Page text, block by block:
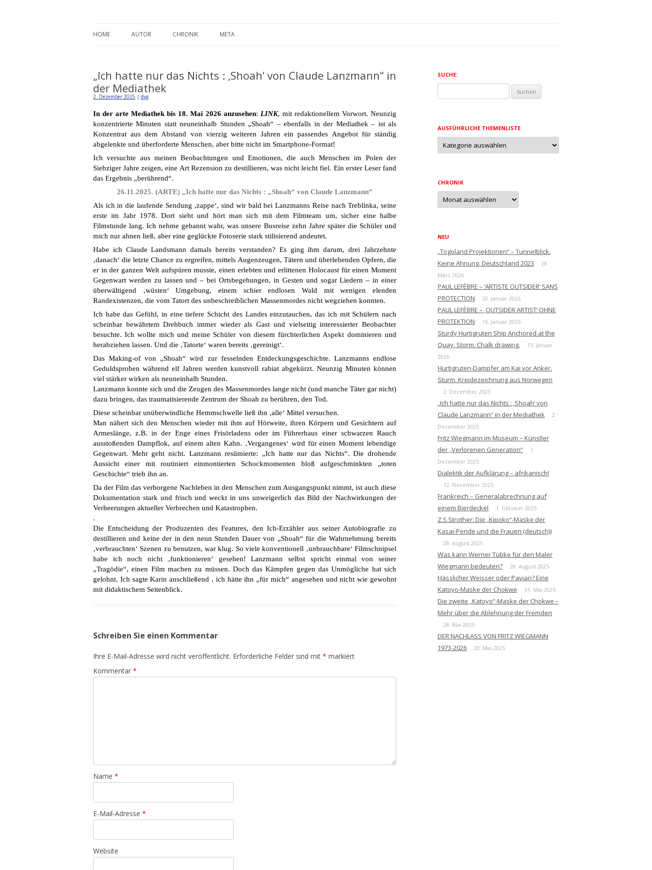
HOME AUTOR CHRONIK META
„Ich hatte nur das Nichts : ‚Shoah‘ von Claude Lanzmann“ in
der Mediathek
2. Dezember 2025 | dvg
In der arte Mediathek bis 18. Mai 2026 anzusehen: LINK, mit redaktionellem Vorwort. Neunzig
konzentrierte Minuten statt neuneinhalb Stunden „Shoah“ – ebenfalls in der Mediathek – ist als
Konzentrat aus dem Abstand von vierzig weiteren Jahren ein passendes Angebot für ständig
abgelenkte und überforderte Menschen, aber bitte nicht im Smartphone-Format!
Ich versuchte aus meinen Beobachtungen und Emotionen, die auch Menschen im Polen der
Siebziger Jahre zeigen, eine Art Rezension zu destillieren, was nicht leicht fiel. Ein erster Leser fand
das Ergebnis „berührend“.
26.11.2025. (ARTE) „Ich hatte nur das Nichts : „Shoah“ von Claude Lanzmann“
Als ich in die laufende Sendung ‚zappe‘, sind wir bald bei Lanzmanns Reise nach Treblinka, seine
erste im Jahr 1978. Dort sieht und hört man sich mit dem Filmteam um, sicher eine halbe
Filmstunde lang. Ich nehme gebannt wahr, was unsere Busreise zehn Jahre später die Schüler und
mich nur ahnen ließ, aber eine geglückte Fotoserie stark stilisierend andeutet.
Habe ich Claude Landsmann damals bereits verstanden? Es ging ihm darum, drei Jahrzehnte
‚danach‘ die letzte Chance zu ergreifen, mittels Augenzeugen, Tätern und überlebenden Opfern, die
er in der ganzen Welt aufspüren musste, einen erlebten und erlittenen Holocaust für einen Moment
Gegenwart werden zu lassen und – bei Ortsbegehungen, in Gesten und sogar Liedern – in einer
überwältigend ‚wüsten‘ Umgebung, einem schier endlosen Wald mit wenigen elenden
Randexistenzen, die vom Tatort des unbeschreiblichen Massenmordes nicht wegziehen konnten.
Ich habe das Gefühl, in eine tiefere Schicht des Landes einzutauchen, das ich mit Schülern nach
scheinbar bewährtem Drehbuch immer wieder als Gast und vielseitig interessierter Beobachter
besuchte. Ich wollte mich und meine Schüler von diesem fürchterlichen Aspekt dominieren und
herabziehen lassen. Und die ‚Tatorte‘ waren bereits ‚gereinigt‘.
Das Making-of von „Shoah“ wird zur fesselnden Entdeckungsgeschichte. Lanzmanns endlose
Geduldsproben während elf Jahren werden kunstvoll rabiat abgekürzt. Neunzig Minuten können
viel stärker wirken als neuneinhalb Stunden.
Lanzmann konnte sich und die Zeugen des Massenmordes lange nicht (und manche Täter gar nicht)
dazu bringen, das traumatisierende Zentrum der Shoah zu berühren, den Tod.
Diese scheinbar unüberwindliche Hemmschwelle ließ ihn ‚alle‘ Mittel versuchen.
Man nähert sich den Menschen wieder mit ihm auf Hörweite, ihren Körpern und Gesichtern auf
Armeslänge, z.B. in der Enge eines Frisörladens oder im Führerhaus einer schwarzen Rauch
ausstoßenden Dampflok, auf einem alten Kahn. ‚Vergangenes‘ wird für einen Moment lebendige
Gegenwart. Mehr geht nicht. Lanzmann resümierte: „Ich hatte nur das Nichts“. Die drohende
Aussicht einer mit routiniert einmontierten Schockmomenten bloß aufgeschminkten „toten
Geschichte“ trieb ihn an.
Da der Film das verborgene Nachleben in den Menschen zum Ausgangspunkt nimmt, ist auch diese
Dokumentation stark und frisch und weckt in uns unweigerlich das Bild der Nachwirkungen der
Verheerungen aktueller Verbrechen und Katastrophen.
.
Die Entscheidung der Produzenten des Features, den Ich-Erzähler aus seiner Autobiografie zu
destillieren und keine der in den neun Stunden Dauer von „Shoah“ für die Wahrnehmung bereits
‚verbrauchten‘ Szenen zu benutzen, war klug. So viele konventionell ‚unbrauchbare‘ Filmschnipsel
habe ich noch nicht ‚funktionieren‘ gesehen! Lanzmann selbst spricht einmal von seiner
„Tragödie“, einen Film machen zu müssen. Doch das Kämpfen gegen das Unmögliche hat sich
gelohnt. Ich sagte Karin anschließend , ich hätte ihn „für mich“ angesehen und nicht wie gewohnt
mit didaktischem Seitenblick.
Schreiben Sie einen Kommentar
Ihre E-Mail-Adresse wird nicht veröffentlicht. Erforderliche Felder sind mit * markiert
Kommentar *
Name *
E-Mail-Adresse *
Website
SUCHE:
nach:
AUSFÜHRLICHE THEMENLISTE
Ausführliche
Themenliste
CHRONIK
Chronik
NEU
„Togoland Projektionen“ – Tunnelblick.
Keine Ahnung. Deutschland 2023
28.
März 2026
PAUL LEFÈBRE – ‘ARTISTE OUTSIDER’ SANS
PROTECTION
20. Januar 2026
PAUL LEFÈBRE – ‚OUTSIDER ARTIST‘ OHNE
PROTEKTION
16. Januar 2026
Sturdy Hurtigruten Ship Anchored at the
Quay. Storm. Chalk drawing.
15. Januar
2026
Hurtigruten-Dampfer am Kai vor Anker.
Sturm. Kreidezeichnung aus Norwegen
2. Dezember 2025
„Ich hatte nur das Nichts : ‚Shoah‘ von
Claude Lanzmann“ in der Mediathek
2.
Dezember 2025
Fritz Wiegmann im Museum – Künstler
der „Verlorenen Generation“
1.
Dezember 2025
Dialektik der Aufklärung – afrikanisch!
12. November 2025
Frankreich – Generalabrechnung auf
einem Bierdeckel
1. Oktober 2025
Z.S.Strother: Die „Kipoko“-Maske der
Kasai-Pende und die Frauen (deutsch))
28. August 2025
Was kann Werner Tübke für den Maler
Wiegmann bedeuten?
28. August 2025
Hässlicher Weisser oder Pavian? Eine
Katoyo-Maske der Chokwe
31. Mai 2025
Die zweite „Katoyo“-Maske der Chokwe –
Mehr über die Ablehnung der Fremden
28. Mai 2025
DER NACHLASS VON FRITZ WIEGMANN
1973-2026
20. Mai 2025